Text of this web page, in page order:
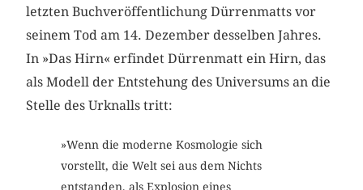
letzten Buchveröffentlichung Dürrenmatts vor
seinem Tod am 14. Dezember desselben Jahres.
In »Das Hirn« erfindet Dürrenmatt ein Hirn, das
als Modell der Entstehung des Universums an die
Stelle des Urknalls tritt:
»Wenn die moderne Kosmologie sich
vorstellt, die Welt sei aus dem Nichts
entstanden, als Explosion eines